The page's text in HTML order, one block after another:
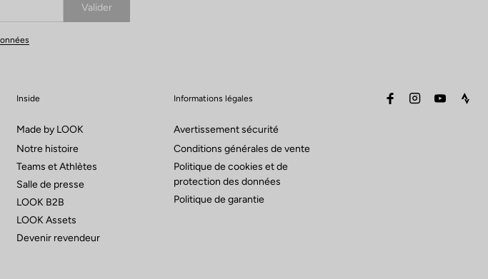
Valider
Inside
Made by LOOK
Notre histoire
Teams et Athlètes
Salle de presse
LOOK B2B
LOOK Assets
Devenir revendeur
Informations légales
Avertissement sécurité
Conditions générales de vente
Politique de cookies et de
protection des données
Politique de garantie
facebookinstagramyoutube